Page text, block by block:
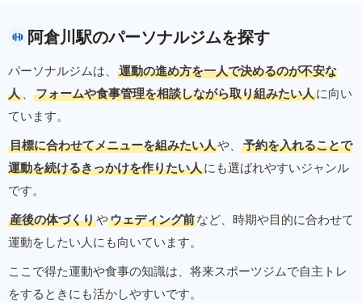
阿倉川駅のパーソナルジムを探す
パーソナルジムは、
運動の進め方を一人で決めるのが不安な
人 、 フォームや食事管理を相談しながら取り組みたい人に向い
ています。
目標に合わせてメニューを組みたい人や、
予約を入れることで
運動を続けるきっかけを作りたい人にも選ばれやすいジャンル
です。
産後の体づくりやウェディング前など、時期や目的に合わせて
運動をしたい人にも向いています。
ここで得た運動や食事の知識は、将来スポーツジムで自主トレ
をするときにも活かしやすいです。